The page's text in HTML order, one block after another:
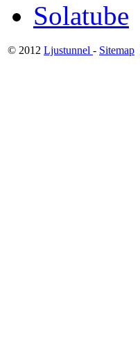
Solatube
© 2012 Ljustunnel - Sitemap